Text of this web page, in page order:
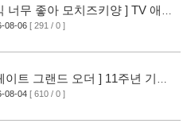
너무 좋아 모치즈키양 ] TV 애니
[11]
08-06 [ 291 / 0 ]
이트 그랜드 오더 ] 11주년 기념
08-04 [ 610 / 0 ]